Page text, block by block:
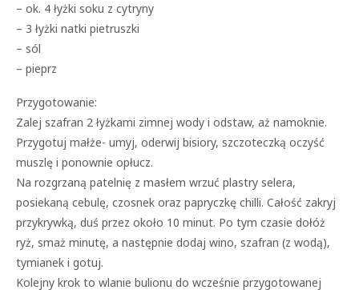
– ok. 4 łyżki soku z cytryny
– 3 łyżki natki pietruszki
– sól
– pieprz
Przygotowanie:
Zalej szafran 2 łyżkami zimnej wody i odstaw, aż namoknie.
Przygotuj małże- umyj, oderwij bisiory, szczoteczką oczyść
muszlę i ponownie opłucz.
Na rozgrzaną patelnię z masłem wrzuć plastry selera,
posiekaną cebulę, czosnek oraz papryczkę chilli. Całość zakryj
przykrywką, duś przez około 10 minut. Po tym czasie dołóż
ryż, smaż minutę, a następnie dodaj wino, szafran (z wodą),
tymianek i gotuj.
Kolejny krok to wlanie bulionu do wcześnie przygotowanej